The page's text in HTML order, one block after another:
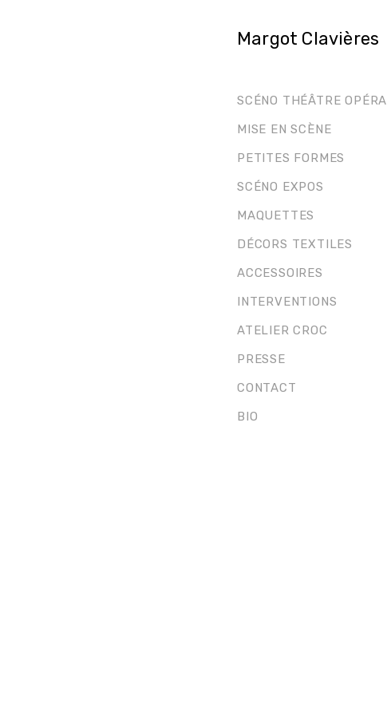
Margot Clavières
SCÉNO THÉÂTRE OPÉRA
MISE EN SCÈNE
PETITES FORMES
SCÉNO EXPOS
MAQUETTES
DÉCORS TEXTILES
ACCESSOIRES
INTERVENTIONS
ATELIER CROC
PRESSE
CONTACT
BIO